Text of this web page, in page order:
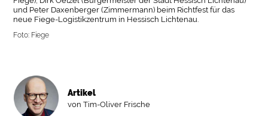
und Peter Daxenberger (Zimmermann) beim Richtfest für das
neue Fiege-Logistikzentrum in Hessisch Lichtenau.
Foto: Fiege
Artikel
von Tim-Oliver Frische